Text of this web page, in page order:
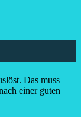
Das muss
einer guten